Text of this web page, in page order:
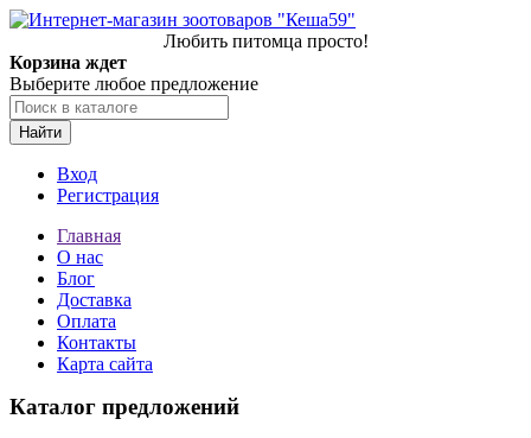
Любить питомца просто!
Корзина ждет
Выберите любое предложение
Найти
Вход
Регистрация
Главная
О нас
Блог
Доставка
Оплата
Контакты
Карта сайта
Каталог предложений